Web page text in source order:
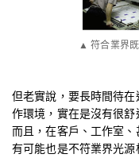
▲ 符合業界
但老實說，要長時間待
作環境，實在是沒有很
而且，在客戶、工作室
有可能也是不符業界光